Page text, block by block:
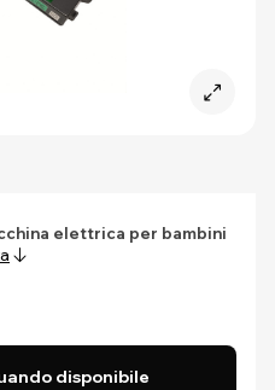
elettrica per bambini
disponibile